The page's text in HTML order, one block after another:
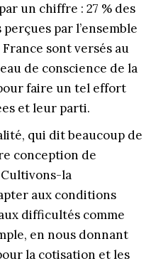
un chiffre : 27 % des
par l’ensemble
sont versés au
de conscience de la
faire un tel effort
et leur parti.
qui dit beaucoup de
conception de
la
aux conditions
difficultés comme
en nous donnant
la cotisation et les